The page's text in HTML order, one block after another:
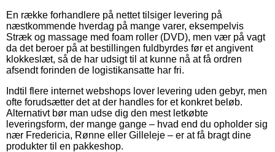
En række forhandlere på nettet tilsiger levering på
næstkommende hverdag på mange varer, eksempelvis
Stræk og massage med foam roller (DVD), men vær på vagt
da det beroer på at bestillingen fuldbyrdes før et angivent
klokkeslæt, så de har udsigt til at kunne nå at få ordren
afsendt forinden de logistikansatte har fri.
Indtil flere internet webshops lover levering uden gebyr, men
ofte forudsætter det at der handles for et konkret beløb.
Alternativt bør man udse dig den mest letkøbte
leveringsform, der mange gange – hvad end du opholder sig
nær Fredericia, Rønne eller Gilleleje – er at få bragt dine
produkter til en pakkeshop.